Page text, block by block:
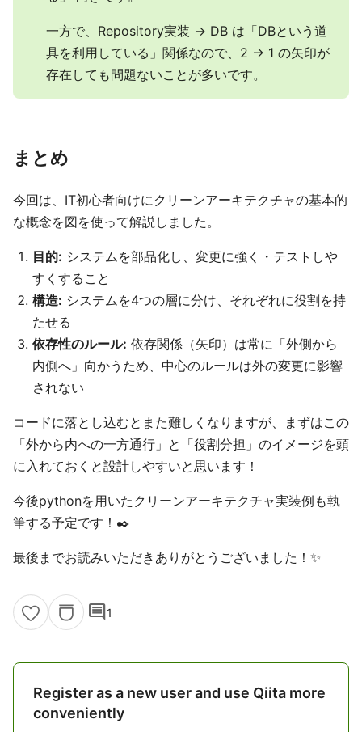
一方で、Repository実装 → DB は「DBという道
具を利用している」関係なので、2 → 1 の矢印が
存在しても問題ないことが多いです。
まとめ
今回は、IT初心者向けにクリーンアーキテクチャの基本的
な概念を図を使って解説しました。
目的: システムを部品化し、変更に強く・テストしや
すくすること
構造: システムを4つの層に分け、それぞれに役割を持
たせる
依存性のルール: 依存関係（矢印）は常に「外側から
内側へ」向かうため、中心のルールは外の変更に影響
されない
コードに落とし込むとまた難しくなりますが、まずはこの
「外から内への一方通行」と「役割分担」のイメージを頭
に入れておくと設計しやすいと思います！
今後pythonを用いたクリーンアーキテクチャ実装例も執
筆する予定です！✒️
最後までお読みいただきありがとうございました！✨
comment1
Register as a new user and use Qiita more
conveniently